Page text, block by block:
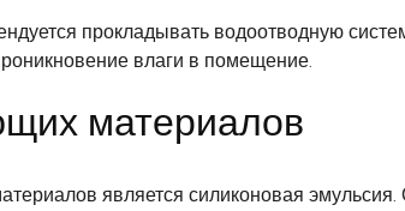
прокладывать водоотводную
влаги в помещение.
материалов
является силиконовая эмульсия.